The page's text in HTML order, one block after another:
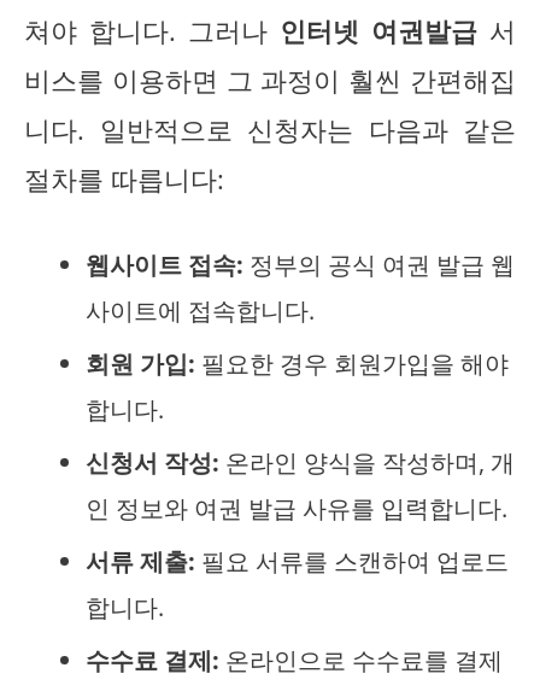
쳐야 합니다. 그러나 인터넷 여권발급 서
비스를 이용하면 그 과정이 훨씬 간편해집
니다. 일반적으로 신청자는 다음과 같은
절차를 따릅니다:
웹사이트 접속: 정부의 공식 여권 발급 웹
사이트에 접속합니다.
회원 가입: 필요한 경우 회원가입을 해야
합니다.
신청서 작성: 온라인 양식을 작성하며, 개
인 정보와 여권 발급 사유를 입력합니다.
서류 제출: 필요 서류를 스캔하여 업로드
합니다.
수수료 결제: 온라인으로 수수료를 결제